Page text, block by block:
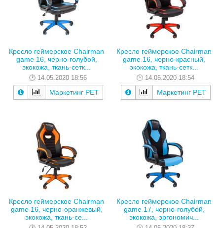
Кресло геймерское Chairman
game 16, черно-голубой,
экокожа, ткань-сетк...
14.05.2020 18:56
Маркетинг РЕТ
Кресло геймерское Chairman
game 16, черно-красный,
экокожа, ткань-сетк...
14.05.2020 18:54
Маркетинг РЕТ
Кресло геймерское Chairman
game 16, черно-оранжевый,
экокожа, ткань-се...
Кресло геймерское Chairman
game 17, черно-голубой,
экокожа, эргономич...